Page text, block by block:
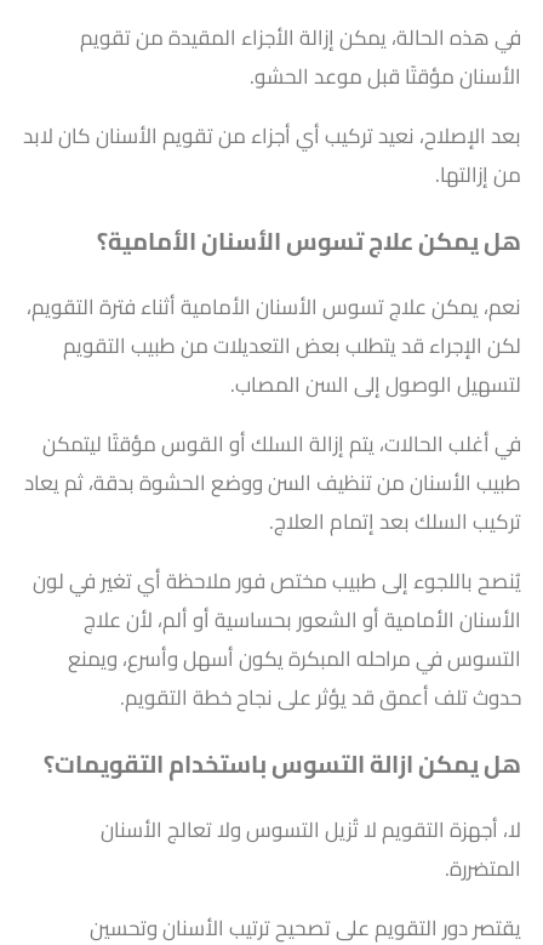
في هذه الحالة، يمكن إزالة الأجزاء المقيدة من تقويم
الأسنان مؤقتًا قبل موعد الحشو.
بعد الإصلاح، نعيد تركيب أي أجزاء من تقويم الأسنان كان لابد
من إزالتها.
هل يمكن علاج تسوس الأسنان الأمامية؟
نعم، يمكن علاج تسوس الأسنان الأمامية أثناء فترة التقويم،
لكن الإجراء قد يتطلب بعض التعديلات من طبيب التقويم
لتسهيل الوصول إلى السن المصاب.
في أغلب الحالات، يتم إزالة السلك أو القوس مؤقتًا ليتمكن
طبيب الأسنان من تنظيف السن ووضع الحشوة بدقة، ثم يعاد
تركيب السلك بعد إتمام العلاج.
يُنصح باللجوء إلى طبيب مختص فور ملاحظة أي تغير في لون
الأسنان الأمامية أو الشعور بحساسية أو ألم، لأن علاج
التسوس في مراحله المبكرة يكون أسهل وأسرع، ويمنع
حدوث تلف أعمق قد يؤثر على نجاح خطة التقويم.
هل يمكن ازالة التسوس باستخدام التقويمات؟
لا، أجهزة التقويم لا تُزيل التسوس ولا تعالج الأسنان
المتضررة.
يقتصر دور التقويم على تصحيح ترتيب الأسنان وتحسين